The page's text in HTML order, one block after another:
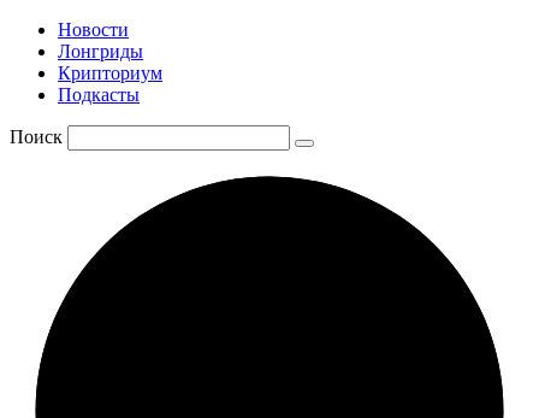
Новости
Лонгриды
Крипториум
Подкасты
Поиск